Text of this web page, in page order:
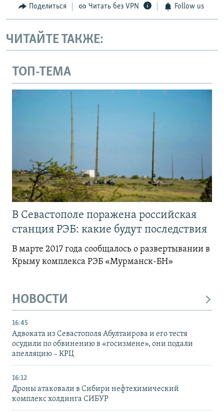
Поделиться Читать без VPN Follow us
ЧИТАЙТЕ ТАКЖЕ:
ТОП-ТЕМА
В Севастополе поражена российская
станция РЭБ: какие будут последствия
В марте 2017 года сообщалось о развертывании в
Крыму комплекса РЭБ «Мурманск-БН»
НОВОСТИ
16:45
Адвоката из Севастополя Абултаирова и его тестя
осудили по обвинению в «госизмене», они подали
апелляцию – КРЦ
16:12
Дроны атаковали в Сибири нефтехимический
комплекс холдинга СИБУР